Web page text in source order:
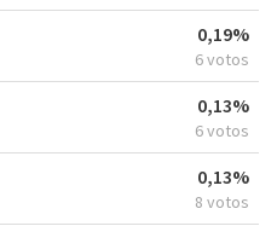
0,19%
6 votos
0,13%
6 votos
0,13%
8 votos